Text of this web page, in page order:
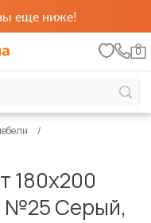
еще ниже!
0
180х200
№25 Серый,